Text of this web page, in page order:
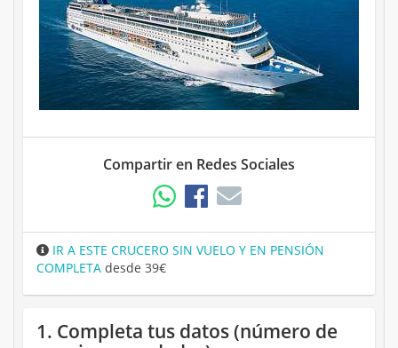
Compartir en Redes Sociales
IR A ESTE CRUCERO SIN VUELO Y EN PENSIÓN
COMPLETA desde 39€
1. Completa tus datos (número de